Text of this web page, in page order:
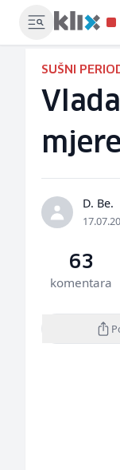
SUŠNI
mjere
D. Be.
63
komentara